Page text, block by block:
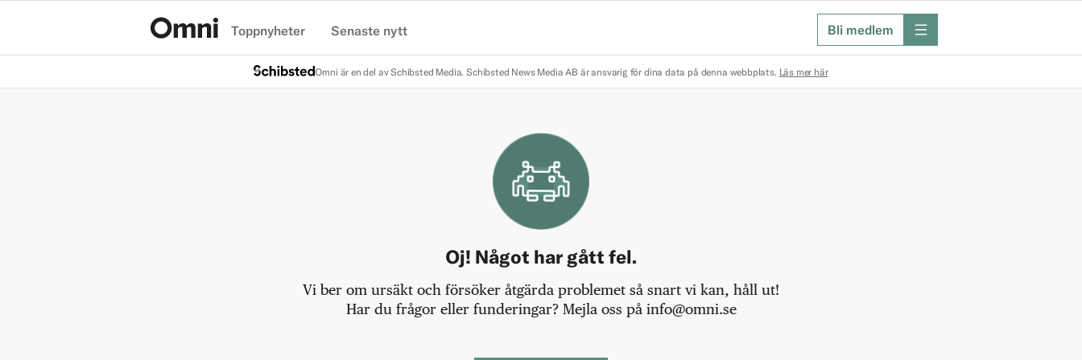
Toppnyheter Senaste nytt Bli medlem meny
Omni är en del av Schibsted Media. Schibsted News Media AB är ansvarig för dina data på denna webbplats. Läs mer här
Oj! Något har gått fel.
Vi ber om ursäkt och försöker åtgärda problemet så snart vi kan, håll ut!
Har du frågor eller funderingar? Mejla oss på info@omni.se